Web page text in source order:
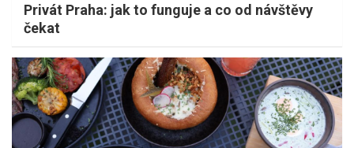
Privát Praha: jak to funguje a co od návštěvy
čekat